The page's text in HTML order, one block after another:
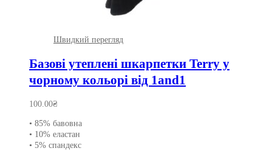
Швидкий перегляд
Базові утеплені шкарпетки Terry у
чорному кольорі від 1and1
100.00₴
• 85% бавовна
• 10% еластан
• 5% спандекс